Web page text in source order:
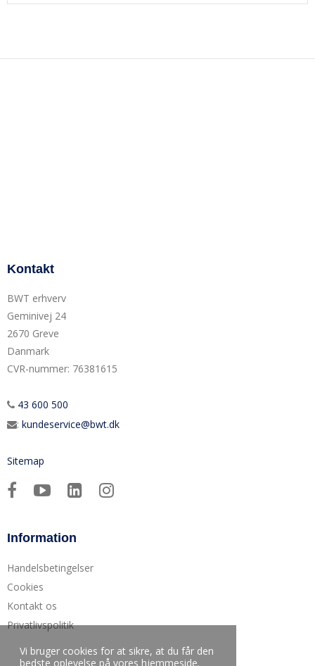
Vi bruger cookies for at sikre, at du får den
bedste oplevelse på vores hjemmeside.
Kontakt
BWT erhverv
Geminivej 24
2670 Greve
Danmark
CVR-nummer: 76381615
43 600 500
: kundeservice@bwt.dk
Sitemap
Information
Handelsbetingelser
Cookies
Kontakt os
Privatlivspolitik